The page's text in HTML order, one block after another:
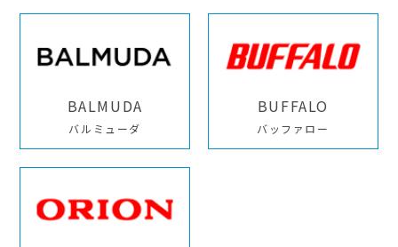
BALMUDA
バルミューダ
BUFFALO
バッファロー